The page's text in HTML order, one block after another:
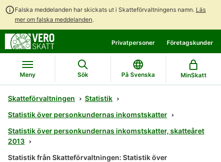
Falska meddelanden har skickats ut i Skatteförvaltningens namn. Läs
mer om falska meddelanden.
direkt
till
innehållet
till
hela
webbplatsens
sökning
Privatpersoner Företagskunder
Meny Sök På Svenska MinSkatt
Skatteförvaltningen
Statistik
Statistik över personkundernas inkomstskatter
Statistik över personkundernas inkomstskatter, skatteåret
2013
Statistik från Skatteförvaltningen: Statistik över